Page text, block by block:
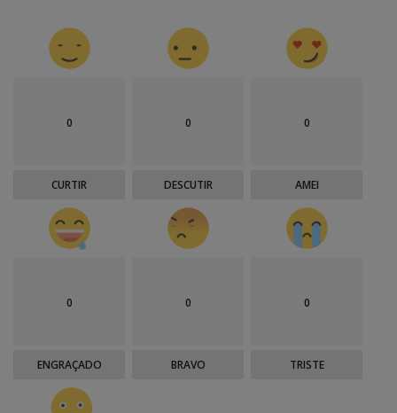
0
CURTIR
0
DESCUTIR
0
AMEI
0
ENGRAÇADO
0
BRAVO
0
TRISTE